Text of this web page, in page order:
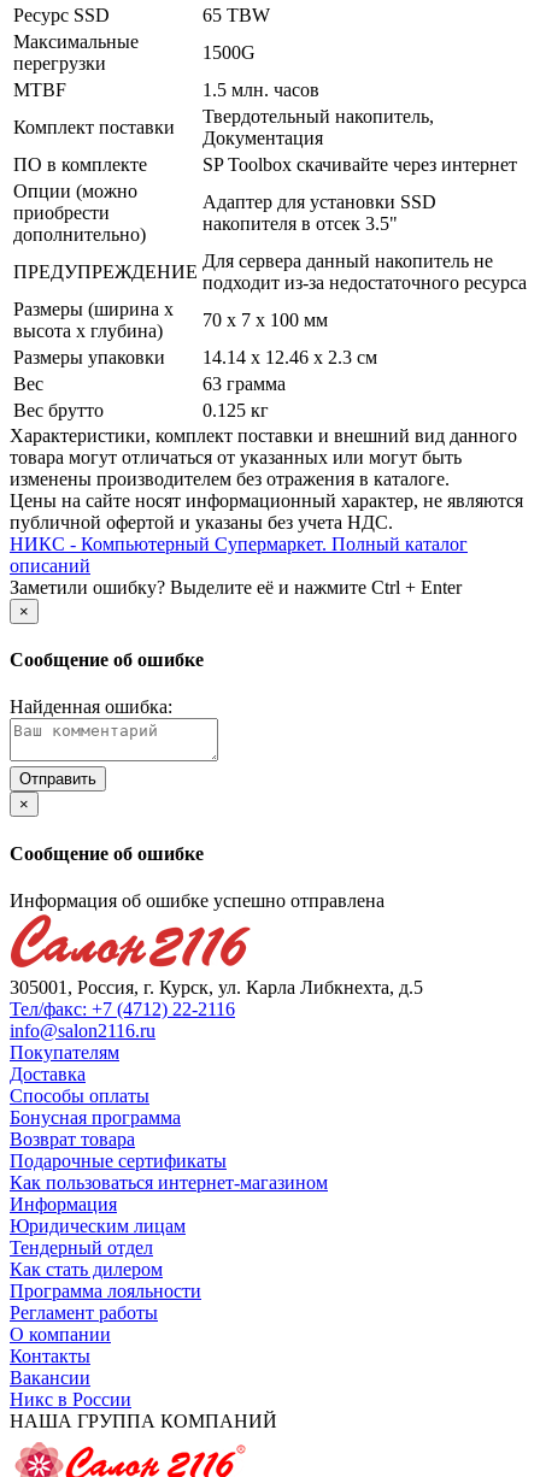
Ресурс SSD
65 TBW
Максимальные
перегрузки
1500G
MTBF
1.5 млн. часов
Комплект поставки
Твердотельный накопитель,
Документация
ПО в комплекте
SP Toolbox скачивайте через интернет
Опции (можно
приобрести
дополнительно)
Адаптер для установки SSD
накопителя в отсек 3.5"
ПРЕДУПРЕЖДЕНИЕ
Для сервера данный накопитель не
подходит из-за недостаточного ресурса
Размеры (ширина х
высота х глубина)
70 x 7 x 100 мм
Размеры упаковки
14.14 x 12.46 x 2.3 см
Вес
63 грамма
Вес брутто
0.125 кг
Xарактеристики, комплект поставки и внешний вид данного
товара могут отличаться от указанных или могут быть
изменены производителем без отражения в каталоге.
Цены на сайте носят информационный характер, не являются
публичной офертой и указаны без учета НДС.
НИКС - Компьютерный Cупермаркет. Полный каталог
описаний
Заметили ошибку? Выделите её и нажмите Ctrl + Enter
×
Сообщение об ошибке
Найденная ошибка:
×
Сообщение об ошибке
Информация об ошибке успешно отправлена
305001, Россия, г. Курск, ул. Карла Либкнехта, д.5
Тел/факс: +7 (4712) 22-2116
info@salon2116.ru
Покупателям
Доставка
Способы оплаты
Бонусная программа
Возврат товара
Подарочные сертификаты
Как пользоваться интернет-магазином
Информация
Юридическим лицам
Тендерный отдел
Как стать дилером
Программа лояльности
Регламент работы
О компании
Контакты
Вакансии
Никс в России
НАША ГРУППА КОМПАНИЙ